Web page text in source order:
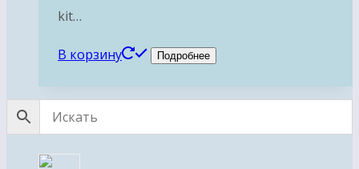
kit…
В корзину Подробнее